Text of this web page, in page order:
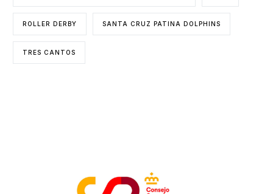
ROLLER DERBY SANTA CRUZ PATINA DOLPHINS
TRES CANTOS